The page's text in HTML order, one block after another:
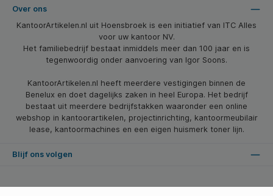
Over ons
KantoorArtikelen.nl uit Hoensbroek is een initiatief van ITC Alles
voor uw kantoor NV.
Het familiebedrijf bestaat inmiddels meer dan 100 jaar en is
tegenwoordig onder aanvoering van Igor Soons.
KantoorArtikelen.nl heeft meerdere vestigingen binnen de
Benelux en doet dagelijks zaken in heel Europa. Het bedrijf
bestaat uit meerdere bedrijfstakken waaronder een online
webshop in kantoorartikelen, projectinrichting, kantoormeubilair
lease, kantoormachines en een eigen huismerk toner lijn.
Blijf ons volgen